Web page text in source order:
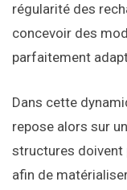
régularité des
concevoir des
parfaitement
Dans cette
repose alors sur
structures
afin de